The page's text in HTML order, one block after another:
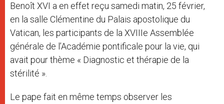
Benoît XVI a en effet reçu samedi matin, 25 février,
en la salle Clémentine du Palais apostolique du
Vatican, les participants de la XVIIIe Assemblée
générale de l’Académie pontificale pour la vie, qui
avait pour thème « Diagnostic et thérapie de la
stérilité ».
Le pape fait en même temps observer les